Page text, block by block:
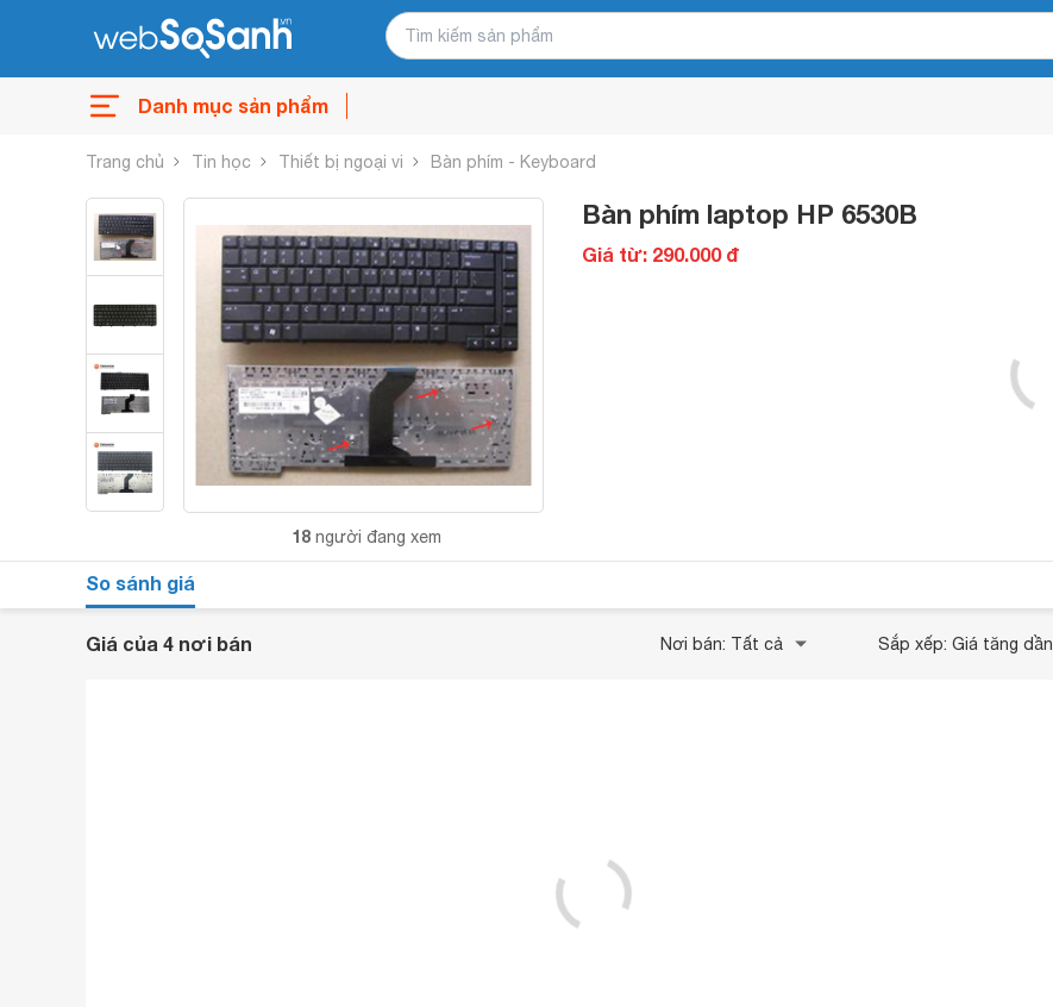
Danh mục sản phẩm
Trang chủ Tin học Thiết bị ngoại vi Bàn phím - Keyboard
18 người đang xem
Bàn phím laptop HP 6530B
Giá từ: 290.000 đ
So sánh giá
Giá của 4 nơi bán Nơi bán: Tất cả Sắp xếp: Giá tăng dần